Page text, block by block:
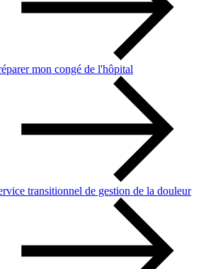
mon congé de l'hôpital
transitionnel de gestion de la douleur